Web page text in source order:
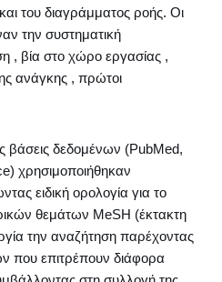
του διαγράμματος ροής. Οι
την συστηματική
, βία στο χώρο εργασίας ,
ανάγκης , πρώτοι
βάσεις δεδομένων (PubMed,
χρησιμοποιήθηκαν
ειδική ορολογία για το
θεμάτων MeSH (έκτακτη
την αναζήτηση παρέχοντας
που επιτρέπουν διάφορα